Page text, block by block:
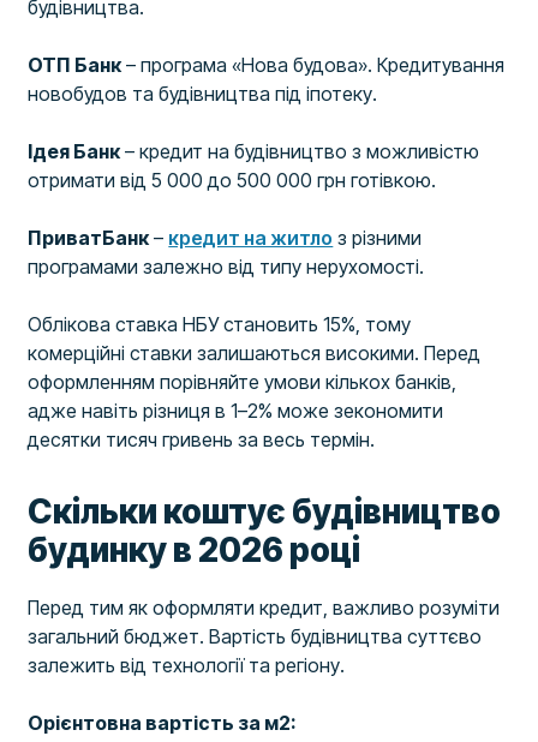
будівництва.
ОТП Банк– програма «Нова будова». Кредитування
новобудов та будівництва під іпотеку.
Ідея Банк– кредит на будівництво з можливістю
отримати від 5 000 до 500 000 грн готівкою.
ПриватБанк– кредит на житло з різними
програмами залежно від типу нерухомості.
Облікова ставка НБУ становить 15%, тому
комерційні ставки залишаються високими. Перед
оформленням порівняйте умови кількох банків,
адже навіть різниця в 1–2% може зекономити
десятки тисяч гривень за весь термін.
Скільки коштує будівництво
будинку в 2026 році
Перед тим як оформляти кредит, важливо розуміти
загальний бюджет. Вартість будівництва суттєво
залежить від технології та регіону.
Орієнтовна вартість за м2: